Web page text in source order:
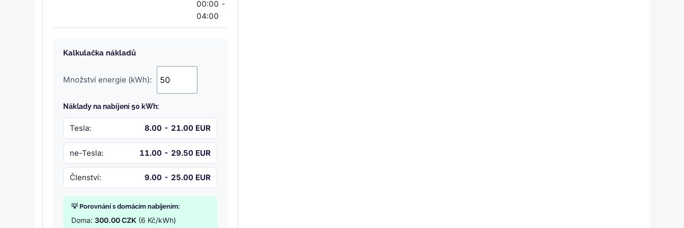
00:00 -
04:00
Kalkulačka nákladů
Množství energie (kWh):
Náklady na nabíjení 50 kWh:
Tesla: 8.00 - 21.00 EUR
ne-Tesla: 11.00 - 29.50 EUR
Členství: 9.00 - 25.00 EUR
💡 Porovnání s domácím nabíjením:
Doma:300.00 CZK (6 Kč/kWh)